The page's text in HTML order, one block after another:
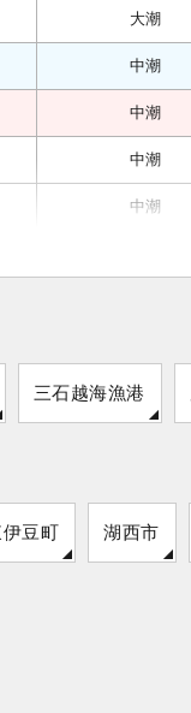
大潮
中潮
中潮
中潮
中潮
三石越海漁港
豆町 湖西市